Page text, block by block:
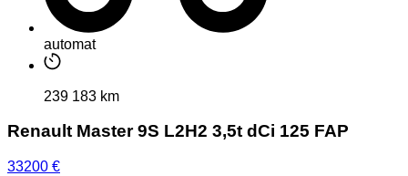
automat
239 183 km
Renault Master 9S L2H2 3,5t dCi 125 FAP
33200 €